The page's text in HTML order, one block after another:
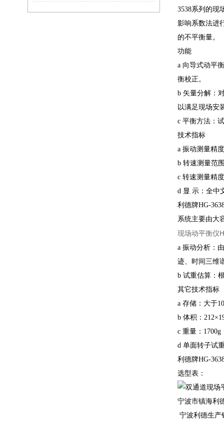
3538系列的现
影响系数法进
的不平衡量。
功能
a 向导式动平
衡校正。
b 矢量分解：
以满足现场安
c 平衡方法：
技术指标
a 振动测量精
b 转速测量范
c 转速测量精
d 显 示：全中
利德牌HG-
系统主要由大
现场动平衡仪
a 振动分析：
迹、时间三维
b 试重估算：
其它技术指标
a 存储：大于
b 体积：
c 重量：1700g
d 单面转子试
利德牌HG-
选型表：
宁波市镇海
宁波利德生产